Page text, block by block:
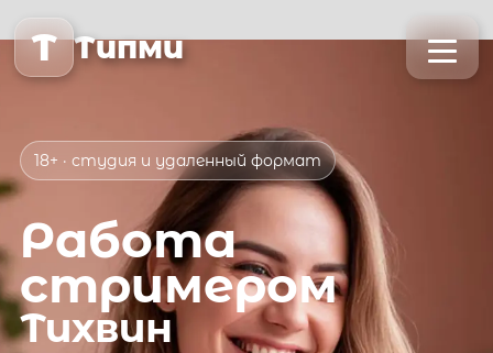
T Типми
18+ · студия и удаленный формат
Работа
стримером
Тихвин